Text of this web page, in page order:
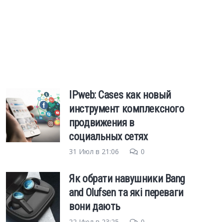
IPweb: Cases как новый
инструмент комплексного
продвижения в
социальных сетях
31 Июл в 21:06 0
Як обрати навушники Bang
and Olufsen та які переваги
вони дають